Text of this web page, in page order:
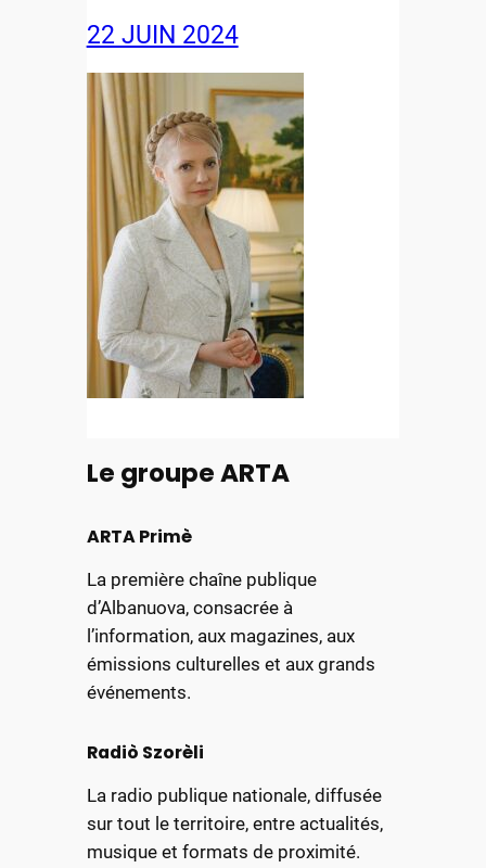
22 JUIN 2024
Le groupe ARTA
ARTA Primè
La première chaîne publique
d’Albanuova, consacrée à
l’information, aux magazines, aux
émissions culturelles et aux grands
événements.
Radiò Szorèli
La radio publique nationale, diffusée
sur tout le territoire, entre actualités,
musique et formats de proximité.